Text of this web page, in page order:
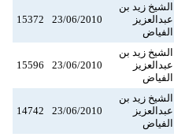
الشيخ زيد بن
عبدالعزيز
الفياض
23/06/2010
15372
الشيخ زيد بن
عبدالعزيز
الفياض
23/06/2010
15596
الشيخ زيد بن
عبدالعزيز
الفياض
23/06/2010
14742